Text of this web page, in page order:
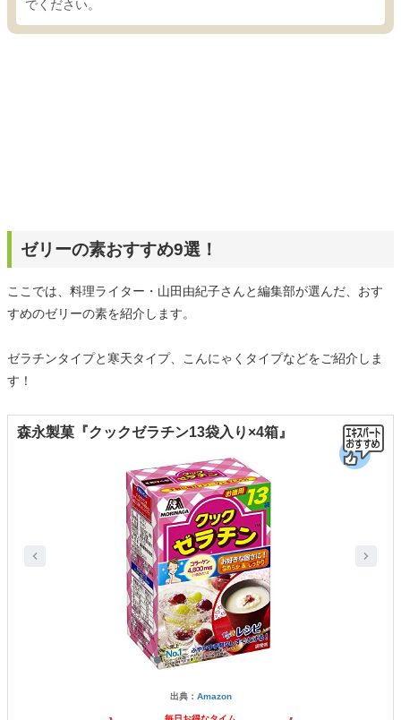
でください。
ゼリーの素おすすめ9選！
ここでは、料理ライター・山田由紀子さんと編集部が選んだ、おす
すめのゼリーの素を紹介します。
ゼラチンタイプと寒天タイプ、こんにゃくタイプなどをご紹介しま
す！
森永製菓『クックゼラチン13袋入り×4箱』
出典： Amazon